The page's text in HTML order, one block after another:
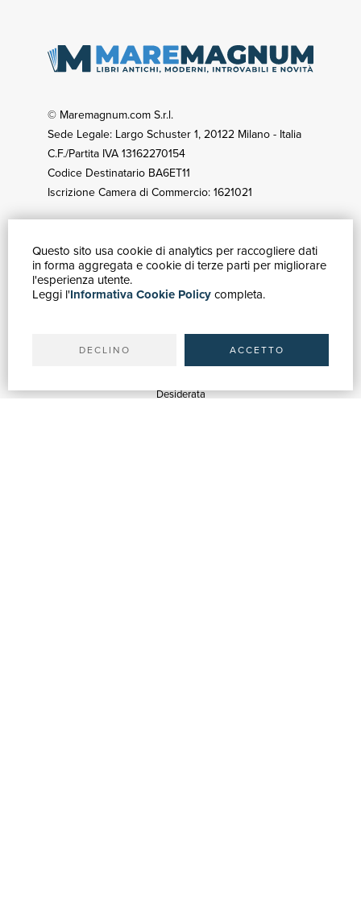
Questo sito usa cookie di analytics per raccogliere dati
in forma aggregata e cookie di terze parti per migliorare
l'esperienza utente.
Leggi l'Informativa Cookie Policycompleta.
DECLINO ACCETTO
© Maremagnum.com S.r.l.
Sede Legale: Largo Schuster 1, 20122 Milano - Italia
C.F./Partita IVA 13162270154
Codice Destinatario BA6ET11
Iscrizione Camera di Commercio: 1621021
GUIDA ACQUISTI
Catalogo
Ricerca avanzata
Spedizioni
Desiderata